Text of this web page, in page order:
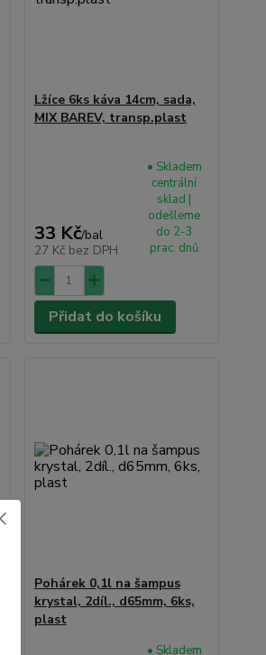
Lžíce 6ks káva 14cm, sada,
MIX BAREV, transp.plast
33 Kč/bal
27 Kč bez DPH
• Skladem
centrální
sklad |
odešleme
do 2-3
prac. dnů
Přidat do košíku
Pohárek 0,1l na šampus
krystal, 2díl., d65mm, 6ks,
plast
• Skladem